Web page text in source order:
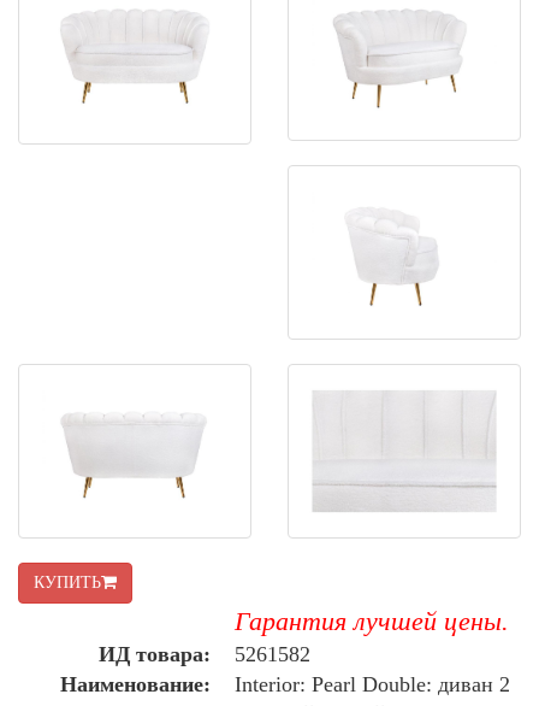
КУПИТЬ
Гарантия лучшей цены.
ИД товара:
5261582
Наименование:
Interior: Pearl Double: диван 2